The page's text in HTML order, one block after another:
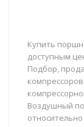
Купить
доступным
Подбор,
Воздушный